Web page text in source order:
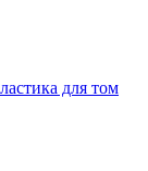
для том